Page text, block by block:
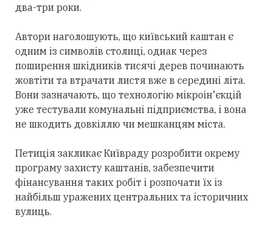
два-три роки.
Автори наголошують, що київський каштан є
одним із символів столиці, однак через
поширення шкідників тисячі дерев починають
жовтіти та втрачати листя вже в середині літа.
Вони зазначають, що технологію мікроін'єкцій
уже тестували комунальні підприємства, і вона
не шкодить довкіллю чи мешканцям міста.
Петиція закликає Київраду розробити окрему
програму захисту каштанів, забезпечити
фінансування таких робіт і розпочати їх із
найбільш уражених центральних та історичних
вулиць.